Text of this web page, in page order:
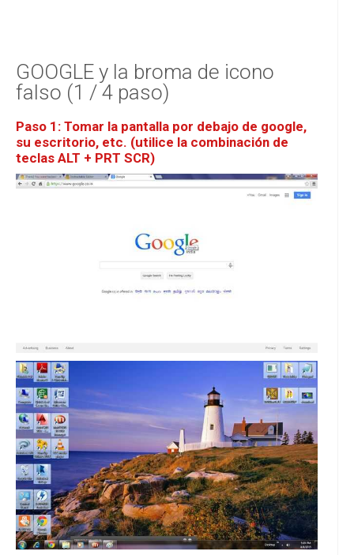
GOOGLE y la broma de icono
falso (1 / 4 paso)
Paso 1: Tomar la pantalla por debajo de google,
su escritorio, etc. (utilice la combinación de
teclas ALT + PRT SCR)